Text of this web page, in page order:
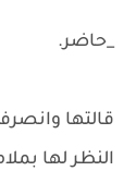
_حاضر.
قالتها
النظر لها